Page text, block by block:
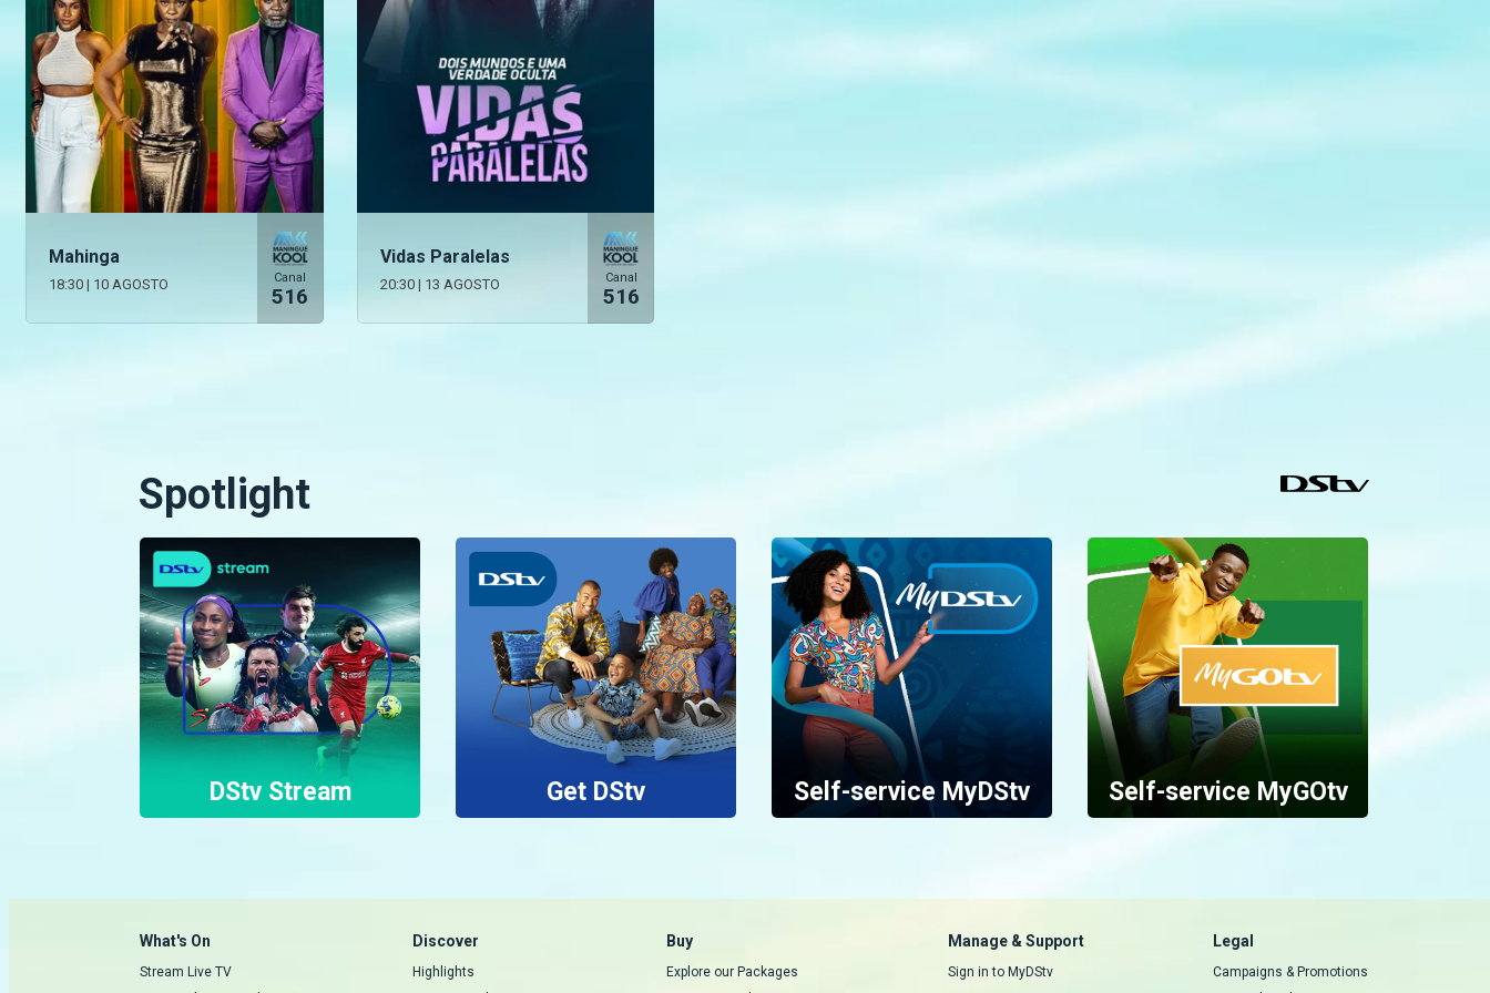
Mahinga
18:30 | 10 AGOSTO Canal
516
Vidas Paralelas
20:30 | 13 AGOSTO Canal
516
Spotlight
DStv Stream Get DStv Self-service MyDStv Self-service MyGOtv
What's On
Stream Live TV
Discover
Highlights
Buy
Explore our Packages
Manage & Support
Sign in to MyDStv
Legal
Campaigns & Promotions